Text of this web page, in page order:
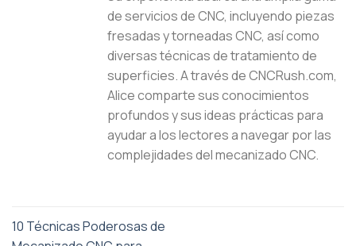
de servicios de CNC, incluyendo piezas
fresadas y torneadas CNC, así como
diversas técnicas de tratamiento de
superficies. A través de CNCRush.com,
Alice comparte sus conocimientos
profundos y sus ideas prácticas para
ayudar a los lectores a navegar por las
complejidades del mecanizado CNC.
10 Técnicas Poderosas de